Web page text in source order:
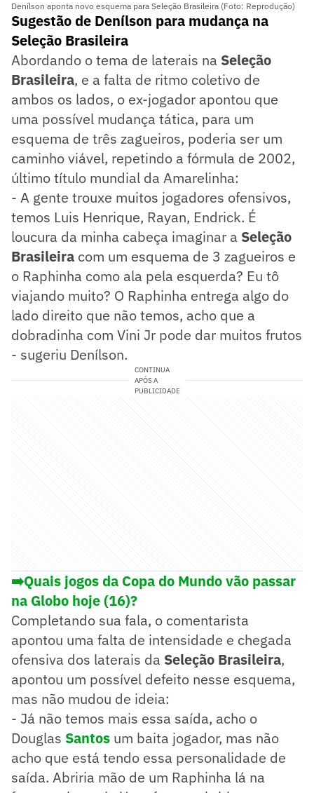
Denílson aponta novo esquema para Seleção Brasileira (Foto: Reprodução)
Sugestão de Denílson para mudança na
Seleção Brasileira
Abordando o tema de laterais na Seleção
Brasileira, e a falta de ritmo coletivo de
ambos os lados, o ex-jogador apontou que
uma possível mudança tática, para um
esquema de três zagueiros, poderia ser um
caminho viável, repetindo a fórmula de 2002,
último título mundial da Amarelinha:
- A gente trouxe muitos jogadores ofensivos,
temos Luis Henrique, Rayan, Endrick. É
loucura da minha cabeça imaginar a Seleção
Brasileira com um esquema de 3 zagueiros e
o Raphinha como ala pela esquerda? Eu tô
viajando muito? O Raphinha entrega algo do
lado direito que não temos, acho que a
dobradinha com Vini Jr pode dar muitos frutos
- sugeriu Denílson.
CONTINUA
APÓS A
PUBLICIDADE
➡️Quais jogos da Copa do Mundo vão passar
na Globo hoje (16)?
Completando sua fala, o comentarista
apontou uma falta de intensidade e chegada
ofensiva dos laterais da Seleção Brasileira,
apontou um possível defeito nesse esquema,
mas não mudou de ideia:
- Já não temos mais essa saída, acho o
Douglas Santos um baita jogador, mas não
acho que está tendo essa personalidade de
saída. Abriria mão de um Raphinha lá na